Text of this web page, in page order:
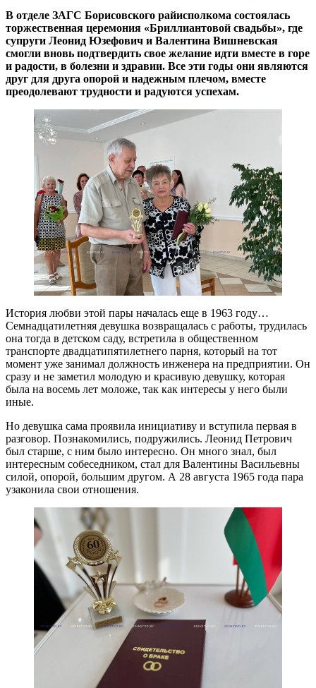
В отделе ЗАГС Борисовского райисполкома состоялась
торжественная церемония «Бриллиантовой свадьбы», где
супруги Леонид Юзефович и Валентина Вишневская
смогли вновь подтвердить свое желание идти вместе в горе
и радости, в болезни и здравии. Все эти годы они являются
друг для друга опорой и надежным плечом, вместе
преодолевают трудности и радуются успехам.
История любви этой пары началась еще в 1963 году…
Семнадцатилетняя девушка возвращалась с работы, трудилась
она тогда в детском саду, встретила в общественном
транспорте двадцатипятилетнего парня, который на тот
момент уже занимал должность инженера на предприятии. Он
сразу и не заметил молодую и красивую девушку, которая
была на восемь лет моложе, так как интересы у него были
иные.
Но девушка сама проявила инициативу и вступила первая в
разговор. Познакомились, подружились. Леонид Петрович
был старше, с ним было интересно. Он много знал, был
интересным собеседником, стал для Валентины Васильевны
силой, опорой, большим другом. А 28 августа 1965 года пара
узаконила свои отношения.